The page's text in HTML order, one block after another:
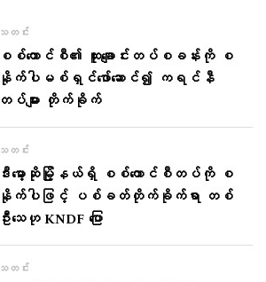
သတင်း
စစ်ကောင်စီ၏ ထူးချောင်းတပ်စခန်းကို စ
နိုက်ပါမစ်ရှင်ဖော်ဆောင်၍ ကရင်နီ
တပ်များ တိုက်ခိုက်
သတင်း
ဒီးမော့ဆိုမြို့နယ်ရှိ စစ်ကောင်စီတပ်ကို စ
နိုက်ပါဖြင့် ပစ်ခတ်တိုက်ခိုက်ရာ တစ်
ဦးသေဟု KNDF ပြော
သတင်း